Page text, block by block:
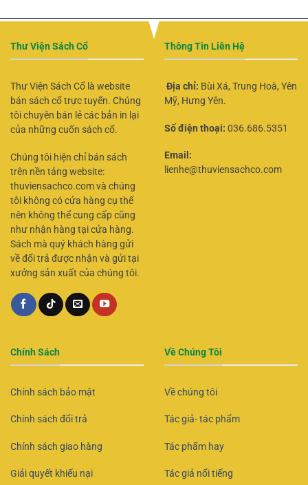
Thư Viện Sách Cổ
Thư Viện Sách Cổ là website
bán sách cổ trực tuyến. Chúng
tôi chuyên bán lẻ các bản in lại
của những cuốn sách cổ.
Chúng tôi hiện chỉ bán sách
trên nền tảng website:
thuviensachco.com và chúng
tôi không có cửa hàng cụ thể
nên không thể cung cấp cũng
như nhận hàng tại cửa hàng.
Sách mà quý khách hàng gửi
về đổi trả được nhận và gửi tại
xưởng sản xuất của chúng tôi.
Thông Tin Liên Hệ
Địa chỉ: Bùi Xá, Trung Hoà, Yên
Mỹ, Hưng Yên.
Số điện thoại: 036.686.5351
Email:
lienhe@thuviensachco.com
Chính Sách
Chính sách bảo mật
Chính sách đổi trả
Chính sách giao hàng
Giải quyết khiếu nại
Về Chúng Tôi
Về chúng tôi
Tác giả- tác phẩm
Tác phẩm hay
Tác giả nổi tiếng